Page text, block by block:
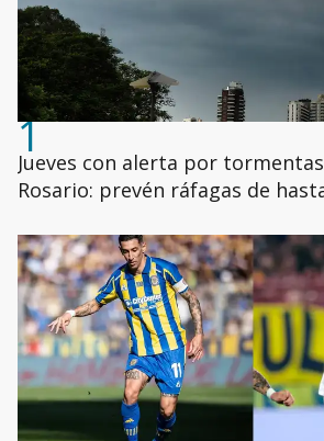
1
Jueves con alerta por
Rosario: prevén ráfagas de